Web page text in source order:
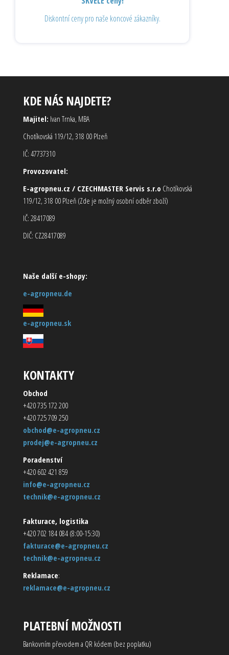
Diskontní ceny pro naše koncové zákazníky.
KDE NÁS NAJDETE?
Majitel: Ivan Trnka, MBA
Chotíkovská 119/12, 318 00 Plzeň
IČ: 47737310
Provozovatel:
E-agropneu.cz / CZECHMASTER Servis s.r.o Chotíkovská
119/12, 318 00 Plzeň (Zde je možný osobní odběr zboží)
IČ: 28417089
DIČ: CZ28417089
Naše další e-shopy:
e-agropneu.de
e-agropneu.sk
KONTAKTY
Obchod
+420 735 172 200
+420 725 709 250
obchod@e-agropneu.cz
prodej@e-agropneu.cz
Poradenství
+420 602 421 859
info@e-agropneu.cz
technik@e-agropneu.cz
Fakturace, logistika
+420 702 184 084 (8:00-15:30)
fakturace@e-agropneu.cz
technik@e-agropneu.cz
Reklamace:
reklamace@e-agropneu.cz
PLATEBNÍ MOŽNOSTI
Bankovním převodem a QR kódem (bez poplatku)